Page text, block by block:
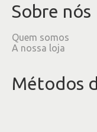
Sobre nós
Quem somos
A nossa loja
Métodos